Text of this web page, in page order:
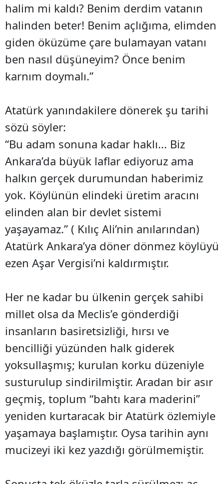
halim mi kaldı? Benim derdim vatanın
halinden beter! Benim açlığıma, elimden
giden öküzüme çare bulamayan vatanı
ben nasıl düşüneyim? Önce benim
karnım doymalı.”
Atatürk yanındakilere dönerek şu tarihi
sözü söyler:
“Bu adam sonuna kadar haklı... Biz
Ankara’da büyük laflar ediyoruz ama
halkın gerçek durumundan haberimiz
yok. Köylünün elindeki üretim aracını
elinden alan bir devlet sistemi
yaşayamaz.” ( Kılıç Ali’nin anılarından)
Atatürk Ankara’ya döner dönmez köylüyü
ezen Aşar Vergisi’ni kaldırmıştır.
Her ne kadar bu ülkenin gerçek sahibi
millet olsa da Meclis’e gönderdiği
insanların basiretsizliği, hırsı ve
bencilliği yüzünden halk giderek
yoksullaşmış; kurulan korku düzeniyle
susturulup sindirilmiştir. Aradan bir asır
geçmiş, toplum “bahtı kara maderini”
yeniden kurtaracak bir Atatürk özlemiyle
yaşamaya başlamıştır. Oysa tarihin aynı
mucizeyi iki kez yazdığı görülmemiştir.